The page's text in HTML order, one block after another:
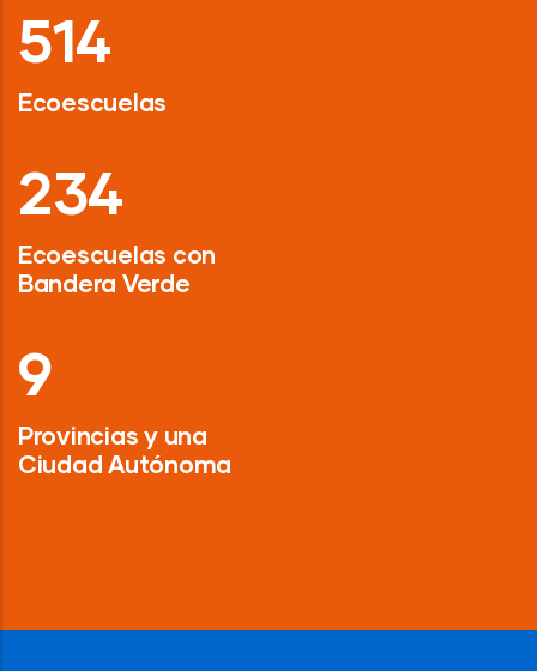
718
Ecoescuelas
326
Ecoescuelas con
Bandera Verde
13
Provincias y una
Ciudad Autónoma